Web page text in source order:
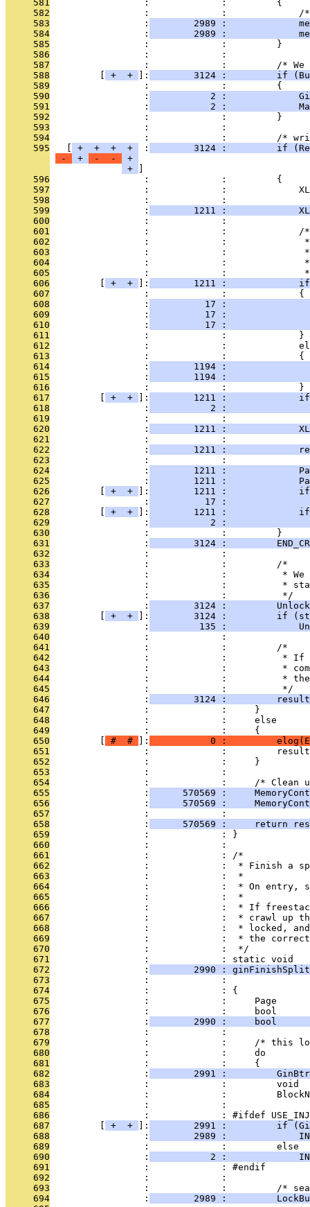
     581
                 :             :         {
     582
:             :
     583
                 :
2989 :
     584
                 :
2989 :
     585
                 :             :         }
     586
                 :             :
     587
:             :         /*
     588
+ + ]:
3124 :         if
     589
                 :             :         {
     590
                 :
2 :
     591
                 :
2 :
     592
                 :             :         }
     593
                 :             :
     594
:             :         /*
     595
+ + + + :
3124 :         if
-
+ - -
+
+
     596
                 :             :         {
     597
:             :
     598
                 :             :
     599
                 :
1211 :
     600
                 :             :
     601
                 :             :             /*
     602
:             :
     603
:             :
     604
:             :
     605
:             :
     606
+ + ]:
1211 :
     607
                 :             :             {
     608
                 :
17 :
     609
                 :
17 :
     610
                 :
17 :
     611
                 :             :             }
     612
:             :
     613
                 :             :             {
     614
                 :
1194 :
     615
                 :
1194 :
     616
                 :             :             }
     617
+ + ]:
1211 :
     618
                 :
2 :
     619
                 :             :
     620
                 :
1211 :
     621
                 :             :
     622
                 :
1211 :
     623
                 :             :
     624
                 :
1211 :
     625
                 :
1211 :
     626
+ + ]:
1211 :
     627
                 :
17 :
     628
+ + ]:
1211 :
     629
                 :
2 :
     630
                 :             :         }
     631
                 :
3124 :
     632
                 :             :
     633
                 :             :         /*
     634
:             :          *
     635
:             :          *
     636
                 :             :          */
     637
                 :
3124 :
     638
+ + ]:
3124 :         if
     639
                 :
135 :
     640
                 :             :
     641
                 :             :         /*
     642
:             :          *
     643
:             :          *
     644
:             :          *
     645
                 :             :          */
     646
                 :
3124 :
     647
                 :             :     }
     648
                 :             :     else
     649
                 :             :     {
     650
# # ]:
0 :
     651
:             :
     652
                 :             :     }
     653
                 :             :
     654
:             :     /* Clean
     655
                 :
570569 :
     656
                 :
570569 :
     657
                 :             :
     658
                 :
570569 :     return
     659
                 :             : }
     660
                 :             :
     661
                 :             : /*
     662
:             :  * Finish a
     663
                 :             :  *
     664
:             :  * On entry,
     665
                 :             :  *
     666
:             :  * If
     667
:             :  * crawl up
     668
:             :  * locked,
     669
:             :  * the
     670
                 :             :  */
     671
                 :             : static void
     672
                 :
2990 :
     673
:             :
     674
                 :             : {
     675
:             :     Page
     676
:             :     bool
     677
                 :
2990 :     bool
     678
                 :             :
     679
:             :     /* this
     680
                 :             :     do
     681
                 :             :     {
     682
                 :
2991 :
     683
:             :         void
     684
:             :
     685
                 :             :
     686
:             : #ifdef
     687
+ + ]:
2991 :         if
     688
                 :
2989 :
     689
                 :             :         else
     690
                 :
2 :
     691
                 :             : #endif
     692
                 :             :
     693
:             :         /*
     694
                 :
2989 :